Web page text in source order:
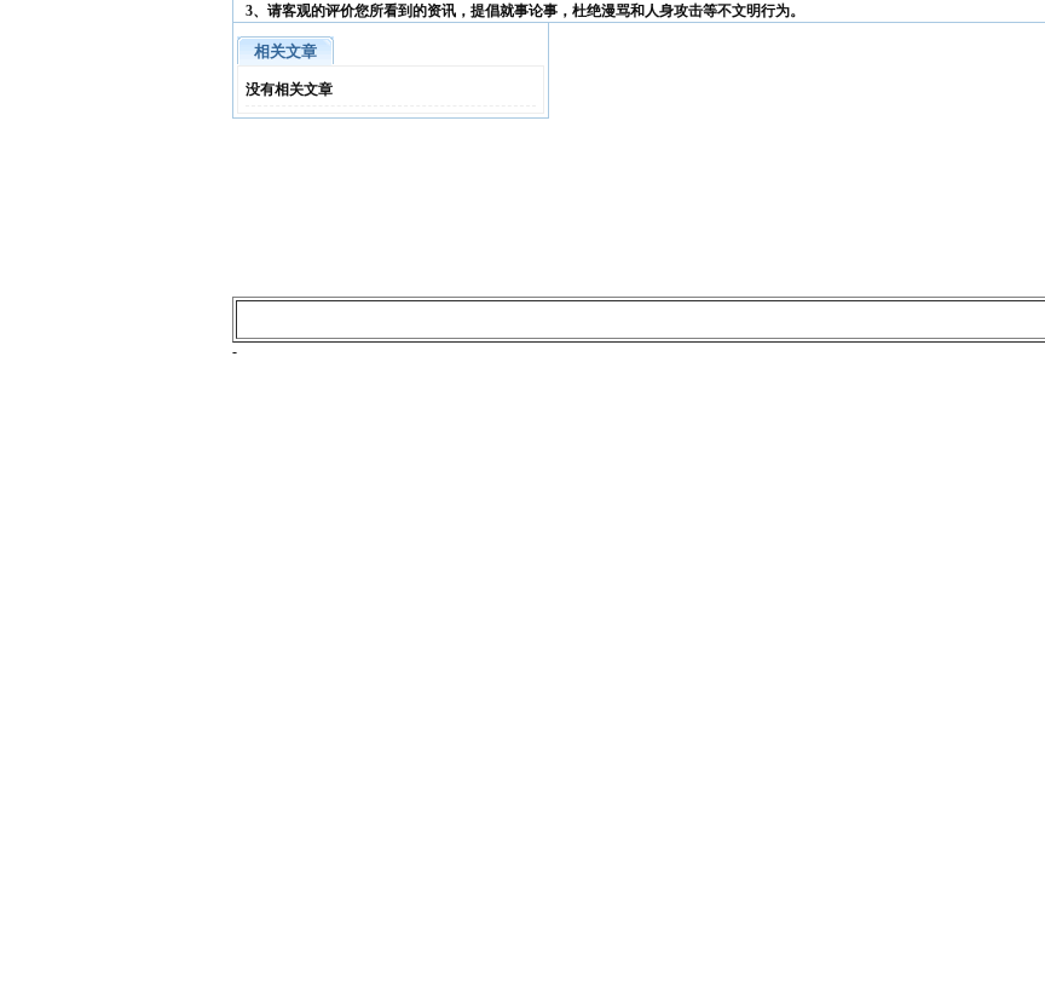
3、请客观的评价您所看到的资讯，提倡就事论事，杜绝漫骂和人身攻击等不文明行为。
相关文章
没有相关文章
-